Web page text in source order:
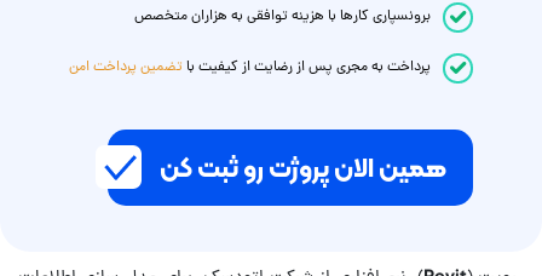
برونسپاری کارها با هزینه توافقی به هزاران متخصص
پرداخت به مجری پس از رضایت از کیفیت با تضمین پرداخت امن
همین الان پروژت رو ثبت کن